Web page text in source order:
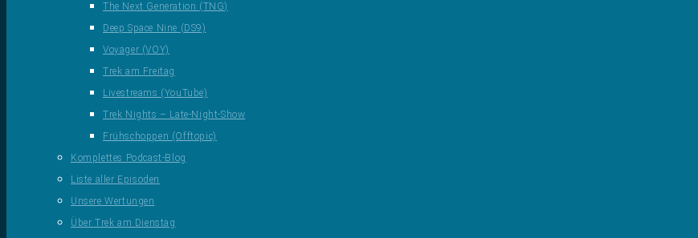
The Next Generation (TNG)
Deep Space Nine (DS9)
Voyager (VOY)
Trek am Freitag
Livestreams (YouTube)
Trek Nights – Late-Night-Show
Frühschoppen (Offtopic)
Komplettes Podcast-Blog
Liste aller Episoden
Unsere Wertungen
Über Trek am Dienstag